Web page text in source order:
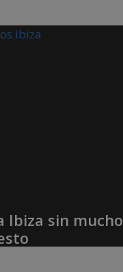
Ibiza sin mucho